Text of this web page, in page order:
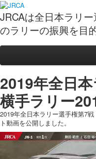
JRCAは全日本ラリ
のラリーの振興を目
スケジュール
ポイント表
動画
フォト
観戦ガイド
2019年全日
横手ラリー
2019年全日本ラリー選手権第7
ト動画を公開しました。